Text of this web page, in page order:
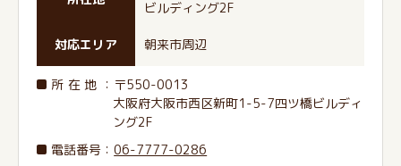
ビルディング2F
対応エリア 朝来市周辺
所在地 ：〒550-0013
大阪府大阪市西区新町1-5-7四ツ橋ビルディ
ング2F
電話番号 ：06-7777-0286